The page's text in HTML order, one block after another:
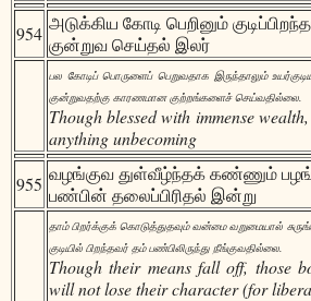
954 அடுக்கிய கோடி பெறினும்
குன்றுவ செய்தல் இலர்
பல கோடிப் பொருளைப் பெறுவதாக இருந்தாலும்
குன்றுவதற்கு காரணமான குற்றங்களைச் செய்வதில்லை.
Though blessed with immense
anything unbecoming
955 வழங்குவ துள்வீழ்ந்தக் கண்ணும்
பண்பின் தலைப்பிரிதல் இன்று
தாம் பிறர்க்குக் கொடுத்துதவும் வன்மை வறுமையால்
குடியில் பிறந்தவர் தம் பண்பிலிருந்து நீங்குவதில்லை.
Though their means fall off, those
will not lose their character (for